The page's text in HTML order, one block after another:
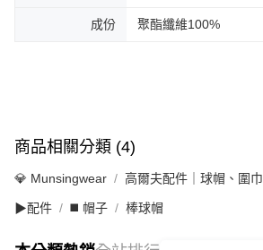
成份 聚酯纖維100%
商品相關分類 (4)
💎 Munsingwear 高爾夫配件｜球帽、圍巾
▶配件 ◼️ 帽子 棒球帽